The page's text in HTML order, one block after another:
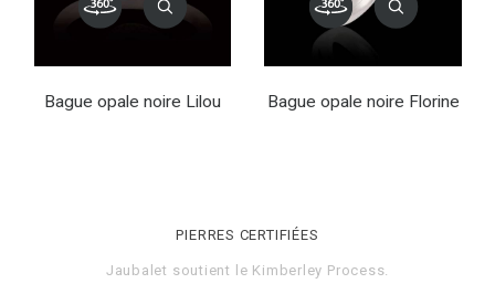
Bague opale noire Lilou Bague opale noire Florine
PIERRES CERTIFIÉES
Jaubalet soutient le Kimberley Process.